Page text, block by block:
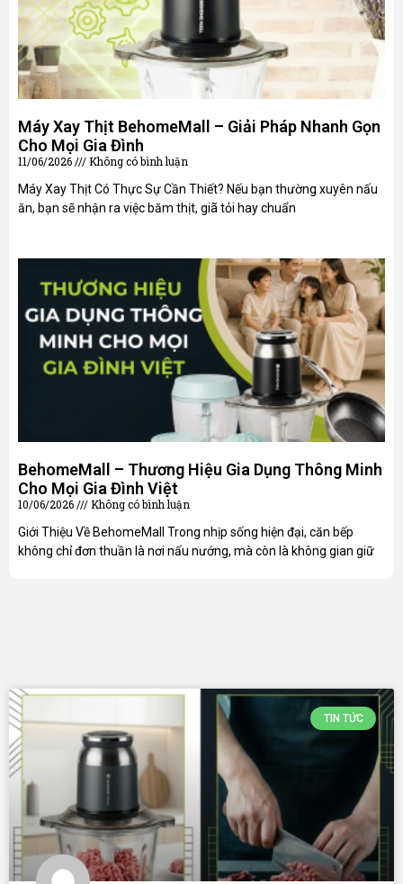
Máy Xay Thịt BehomeMall – Giải Pháp Nhanh Gọn
Cho Mọi Gia Đình
11/06/2026
Không có bình luận
Máy Xay Thịt Có Thực Sự Cần Thiết? Nếu bạn thường xuyên nấu
ăn, bạn sẽ nhận ra việc băm thịt, giã tỏi hay chuẩn
BehomeMall – Thương Hiệu Gia Dụng Thông Minh
Cho Mọi Gia Đình Việt
10/06/2026
Không có bình luận
Giới Thiệu Về BehomeMall Trong nhịp sống hiện đại, căn bếp
không chỉ đơn thuần là nơi nấu nướng, mà còn là không gian giữ
TIN TỨC